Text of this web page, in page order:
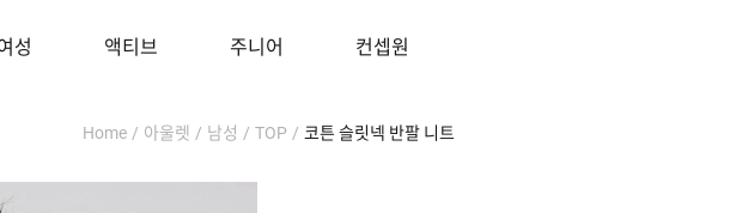
성 액티브 주니어 컨셉원
Home / 아울렛 / 남성 / TOP / 코튼 슬릿넥 반팔 니트